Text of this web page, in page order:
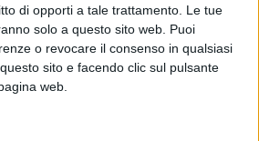
di opporti a tale trattamento. Le tue
solo a questo sito web. Puoi
o revocare il consenso in qualsiasi
sito e facendo clic sul pulsante
web.